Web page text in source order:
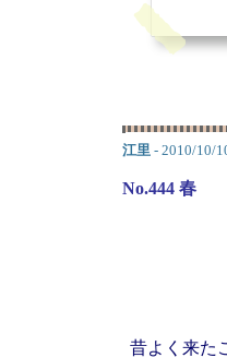
江里 - 2010/10/
No.444 春
昔よく来た